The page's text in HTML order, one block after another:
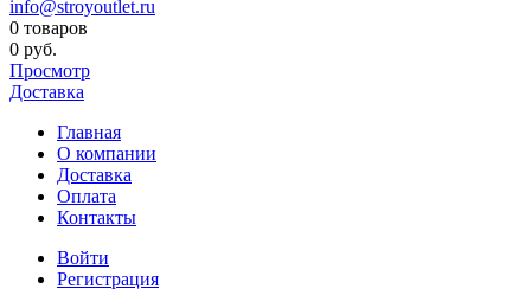
info@stroyoutlet.ru
0 товаров
0 руб.
Просмотр
Доставка
Главная
О компании
Доставка
Оплата
Контакты
Войти
Регистрация